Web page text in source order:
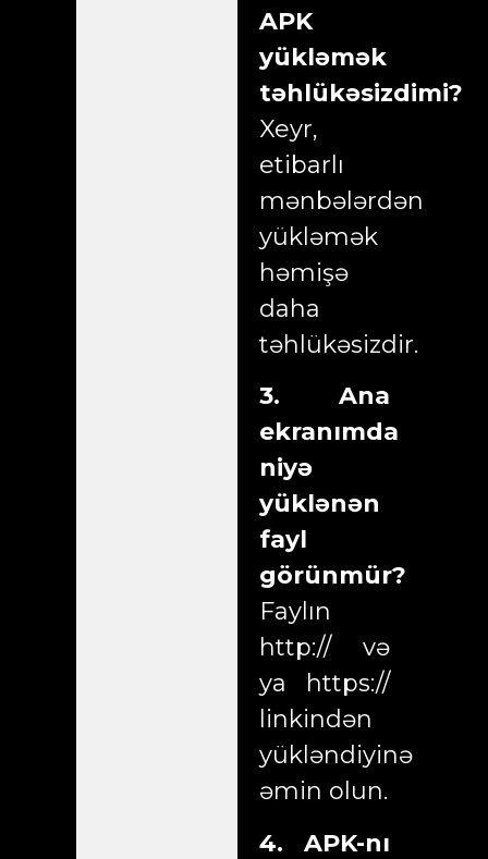
APK
yükləmək
təhlükəsizdimi?
Xeyr,
etibarlı
mənbələrdən
yükləmək
həmişə
daha
təhlükəsizdir.
3. Ana
ekranımda
niyə
yüklənən
fayl
görünmür?
Faylın
http:// və
ya https://
linkindən
yükləndiyinə
əmin olun.
4. APK-nı